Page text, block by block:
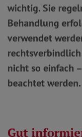
wichtig. Sie
Behandlung
verwendet
nicht so einfach
beachtet werden.
Gut